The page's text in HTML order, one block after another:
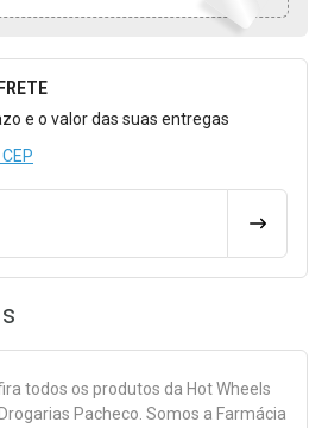
o Frete
e o valor das suas entregas
todos os produtos da Hot Wheels
Pacheco. Somos a Farmácia